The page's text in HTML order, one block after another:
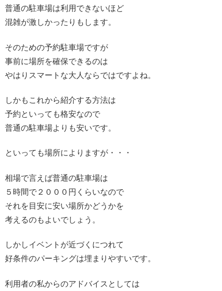
普通の駐車場は利用できないほど
混雑が激しかったりもします。
そのための予約駐車場ですが
事前に場所を確保できるのは
やはりスマートな大人ならではですよね。
しかもこれから紹介する方法は
予約といっても格安なので
普通の駐車場よりも安いです。
といっても場所によりますが・・・
相場で言えば普通の駐車場は
５時間で２０００円くらいなので
それを目安に安い場所かどうかを
考えるのもよいでしょう。
しかしイベントが近づくにつれて
好条件のパーキングは埋まりやすいです。
利用者の私からのアドバイスとしては